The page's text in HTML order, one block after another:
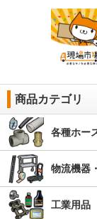
商品カテゴリ
各種ホー
物流機器
工業用品